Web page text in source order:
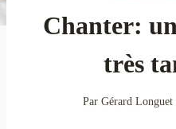
Chanter:
très
Par Gérard Longuet